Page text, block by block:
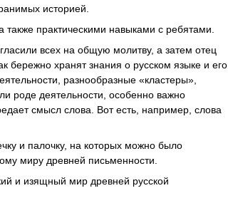
историей.
практическими навыками с ребятами.
всех на общую молитву, а затем отец
бережно хранят знания о русском языке и его
разнообразные «кластеры»,
роде деятельности, особенно важно
смысл слова. Вот есть, например, слова
и палочку, на которых можно было
миру древней письменности.
и изящный мир древней русской